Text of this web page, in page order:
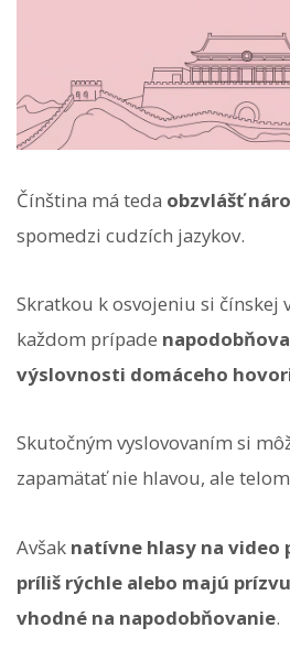
Čínština má teda obzvlášť
spomedzi cudzích jazykov.
Skratkou k osvojeniu si čínskej
každom prípade
výslovnosti domáceho
Skutočným vyslovovaním si
zapamätať nie hlavou, ale
Avšak natívne hlasy na video
príliš rýchle alebo majú
vhodné na napodobňovanie.